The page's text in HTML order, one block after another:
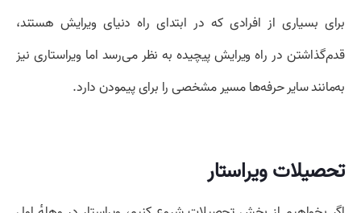
برای بسیاری از افرادی که در ابتدای راه دنیای ویرایش هستند،
قدم‌گذاشتن در راه ویرایش پیچیده به نظر می‌رسد اما ویراستاری نیز
به‌مانند سایر حرفه‌ها مسیر مشخصی را برای پیمودن دارد.
تحصیلات ویراستار